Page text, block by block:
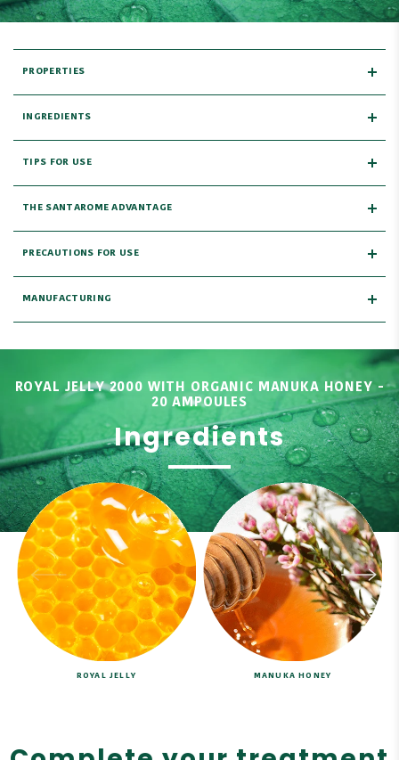
PROPERTIES
INGREDIENTS
TIPS FOR USE
THE SANTAROME ADVANTAGE
PRECAUTIONS FOR USE
MANUFACTURING
ROYAL JELLY 2000 WITH ORGANIC MANUKA HONEY -
20 AMPOULES
Ingredients
ROYAL JELLY MANUKA HONEY